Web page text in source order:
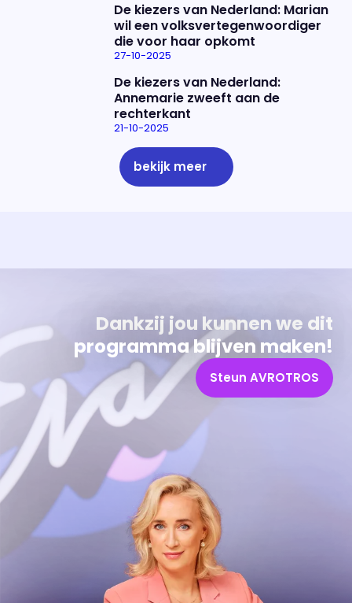
De kiezers van Nederland: Marian
wil een volksvertegenwoordiger
die voor haar opkomt
27-10-2025
De kiezers van Nederland:
Annemarie zweeft aan de
rechterkant
21-10-2025
bekijk meer
Dankzij jou kunnen we dit
programma blijven maken!
Steun AVROTROS